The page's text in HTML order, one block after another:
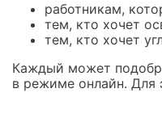
работникам,
тем, кто хочет
тем, кто хочет
Каждый может
в режиме онлайн. Для